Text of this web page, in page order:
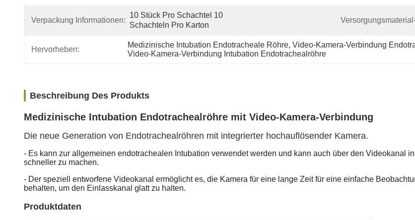
Verpackung Informationen:
10 Stück Pro Schachtel 10
Schachteln Pro Karton
Hervorheben:
Medizinische Intubation Endotracheale Röhre, Video-Kamera-Verbindung
Video-Kamera-Verbindung Intubation Endotrachealröhre
Beschreibung Des Produkts
Medizinische Intubation Endotrachealröhre mit Video-Kamera-Verbindung
Die neue Generation von Endotrachealröhren mit integrierter hochauflösender Kamera.
- Es kann zur allgemeinen endotrachealen Intubation verwendet werden und kann auch über den Videokanal
schneller zu machen.
- Der speziell entworfene Videokanal ermöglicht es, die Kamera für eine lange Zeit für eine einfache
behalten, um den Einlasskanal glatt zu halten.
Produktdaten